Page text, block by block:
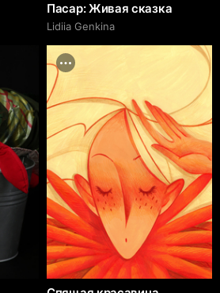
Пасар: Живая сказка
Lidiia Genkina